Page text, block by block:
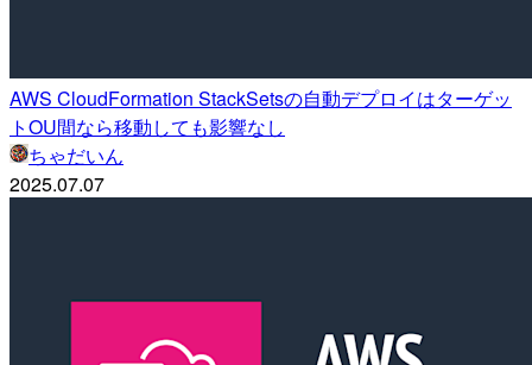
AWS CloudFormation StackSetsの自動デプロイはターゲッ
トOU間なら移動しても影響なし
ちゃだいん
2025.07.07